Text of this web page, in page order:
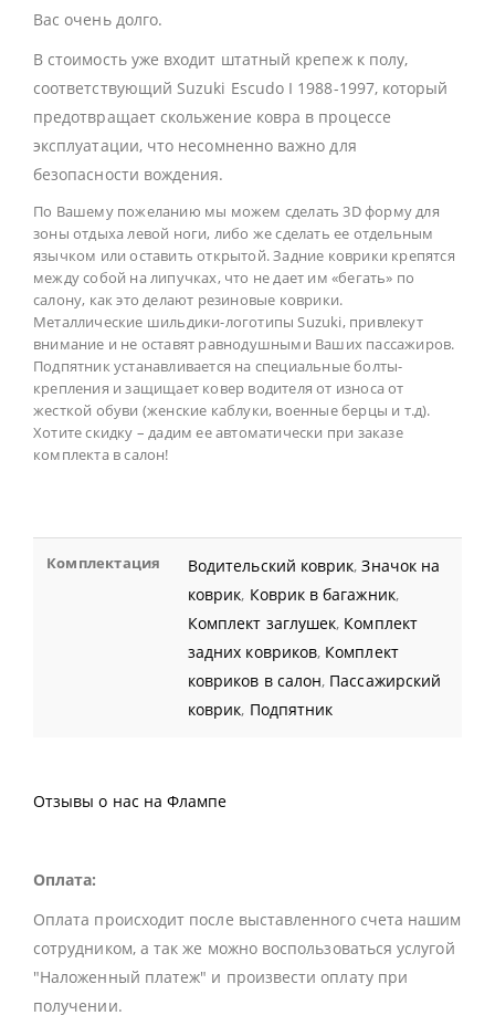
Вас очень долго.
В стоимость уже входит штатный крепеж к полу,
соответствующий Suzuki Escudo I 1988-1997, который
предотвращает скольжение ковра в процессе
эксплуатации, что несомненно важно для
безопасности вождения.
По Вашему пожеланию мы можем сделать 3D форму для
зоны отдыха левой ноги, либо же сделать ее отдельным
язычком или оставить открытой. Задние коврики крепятся
между собой на липучках, что не дает им «бегать» по
салону, как это делают резиновые коврики.
Металлические шильдики-логотипы Suzuki, привлекут
внимание и не оставят равнодушными Ваших пассажиров.
Подпятник устанавливается на специальные болты-
крепления и защищает ковер водителя от износа от
жесткой обуви (женские каблуки, военные берцы и т.д).
Хотите скидку – дадим ее автоматически при заказе
комплекта в салон!
Комплектация Водительский коврик,Значок на
коврик, Коврик в багажник,
Комплект заглушек, Комплект
задних ковриков, Комплект
ковриков в салон, Пассажирский
коврик, Подпятник
Отзывы о нас на Флампе
Оплата:
Оплата происходит после выставленного счета нашим
сотрудником, а так же можно воспользоваться услугой
"Наложенный платеж" и произвести оплату при
получении.